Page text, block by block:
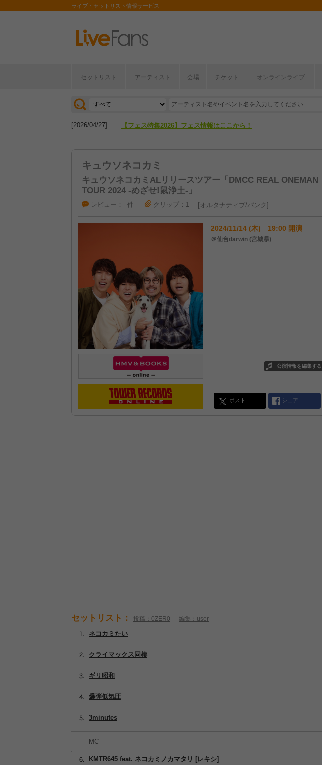
ライブ・セットリスト情報サービス
セットリスト アーティスト 会場 チケット オンラインライブ
[2026/07/28] 【ライブ動員ランキング】2026年上半期編発表！
[2026/04/27] 【フェス特集2026】フェス情報はここから！
キュウソネコカミ
キュウソネコカミALリリースツアー「DMCC REAL ONEMAN
TOUR 2024 -めざせ!鼠浄土-」
レビュー：--件 クリップ：1 オルタナティブ/パンク
2024/11/14 (木) 19:00 開演
＠仙台darwin (宮城県)
公演情報を編集する
ポスト シェア
セットリスト： 投稿：0ZER0 編集：user
KMTR645 feat. ネコカミノカマタリ [レキシ]
クライマックス同棲
3minutes
MC
爆弾低気圧
ネコカミたい
ギリ昭和